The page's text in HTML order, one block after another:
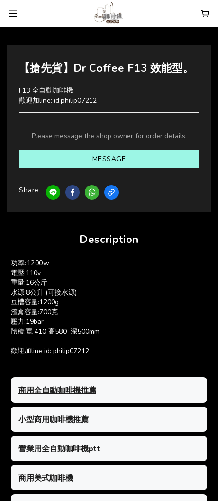
【搶先貨】Dr Coffee F13 效能型。
F13 全自動咖啡機
歡迎加line: id:philip07212
Please message the shop owner for order details.
MESSAGE
Share
Description
功率:1200w
電壓:110v
重量:16公斤
水源:8公升 (可接水源)
豆槽容量:1200g
渣盒容量:700克
壓力:19bar
體積:寬 410 高580 深500mm
歡迎加line id: philip07212
商用全自動咖啡機推薦
小型商用咖啡機推薦
營業用全自動咖啡機ptt
商用美式咖啡機